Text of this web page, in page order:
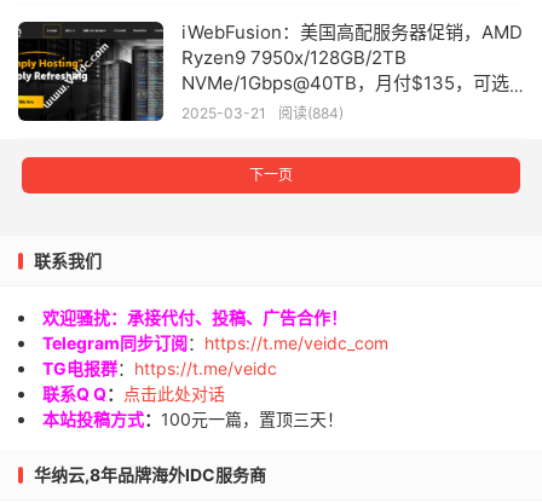
iWebFusion：美国高配服务器促销，AMD
Ryzen9 7950x/128GB/2TB
NVMe/1Gbps@40TB，月付$135，可选
洛杉矶/俄勒冈州等机房
2025-03-21 阅读(884)
下一页
联系我们
欢迎骚扰：承接代付、投稿、广告合作！
Telegram同步订阅： https://t.me/veidc_com
TG电报群： https://t.me/veidc
联系Q Q：
点击此处对话
本站投稿方式： 100元一篇，置顶三天！
华纳云,8年品牌海外IDC服务商